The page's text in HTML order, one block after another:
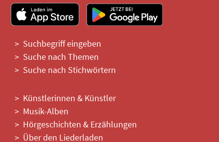
Suchbegriff eingeben
Suche nach Themen
Suche nach Stichwörtern
Künstlerinnen & Künstler
Musik-Alben
Hörgeschichten & Erzählungen
Über den Liederladen